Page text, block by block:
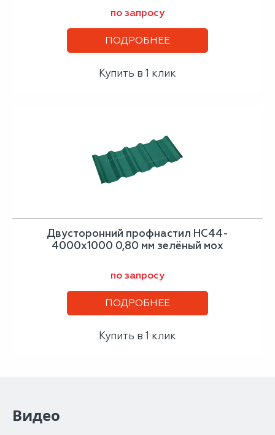
по запросу
ПОДРОБНЕЕ
Купить в 1 клик
Двусторонний профнастил НС44-
4000х1000 0,80 мм зелёный мох
по запросу
ПОДРОБНЕЕ
Купить в 1 клик
Видео